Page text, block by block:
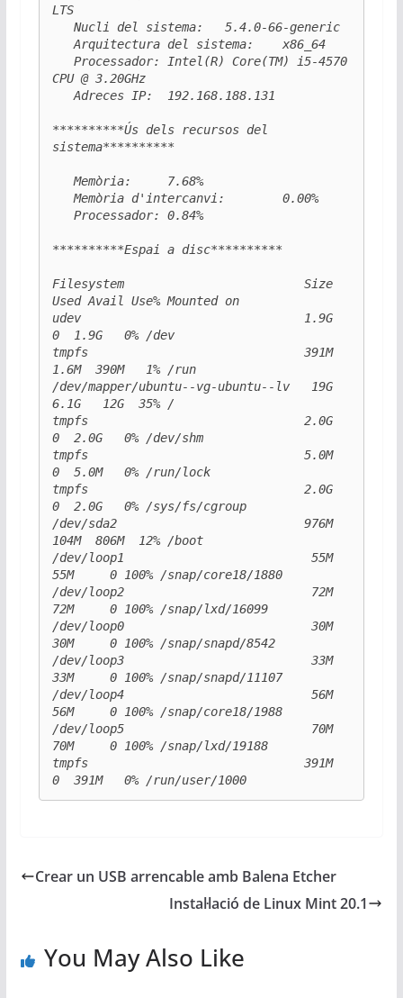
LTS
   Arquitectura del sistema:    x86_64
CPU @ 3.20GHz
   Adreces IP:  192.168.188.131
**********Ús dels recursos del
sistema**********
   Memòria:     7.68%
   Memòria d'intercanvi:        0.00%
**********Espai a disc**********
Filesystem                         Size
Used Avail Use% Mounted on
udev                               1.9G
0  1.9G   0% /dev
tmpfs                              391M
1.6M  390M   1% /run
/dev/mapper/ubuntu--vg-ubuntu--lv   19G
6.1G   12G  35% /
tmpfs                              2.0G
0  2.0G   0% /dev/shm
tmpfs                              5.0M
0  5.0M   0% /run/lock
tmpfs                              2.0G
0  2.0G   0% /sys/fs/cgroup
/dev/sda2                          976M
104M  806M  12% /boot
/dev/loop1                          55M
55M     0 100% /snap/core18/1880
/dev/loop2                          72M
72M     0 100% /snap/lxd/16099
/dev/loop0                          30M
30M     0 100% /snap/snapd/8542
/dev/loop3                          33M
33M     0 100% /snap/snapd/11107
/dev/loop4                          56M
56M     0 100% /snap/core18/1988
/dev/loop5                          70M
70M     0 100% /snap/lxd/19188
tmpfs                              391M
0  391M   0% /run/user/1000
Crear un USB arrencable amb Balena Etcher
Instal·lació de Linux Mint 20.1
You May Also Like